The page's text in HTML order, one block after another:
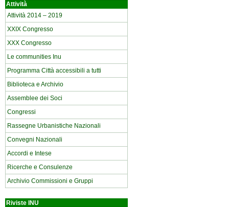
Attività
Attività 2014 – 2019
XXIX Congresso
XXX Congresso
Le communities Inu
Programma Città accessibili a tutti
Biblioteca e Archivio
Assemblee dei Soci
Congressi
Rassegne Urbanistiche Nazionali
Convegni Nazionali
Accordi e Intese
Ricerche e Consulenze
Archivio Commissioni e Gruppi
Riviste INU